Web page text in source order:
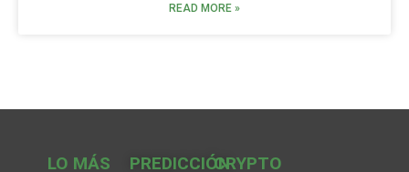
READ MORE »
LO MÁS
PREDICCIÓNCRYPTO